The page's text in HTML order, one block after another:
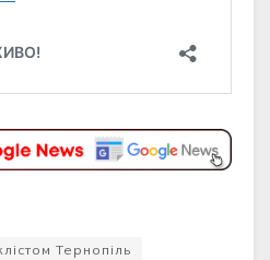
Тернопіль